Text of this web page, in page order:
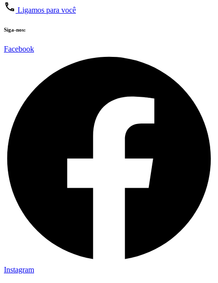
Ligamos para você
Siga-nos:
Facebook
Instagram